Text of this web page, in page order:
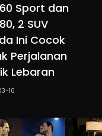
Sport dan
2 SUV
Ini Cocok
Perjalanan
Lebaran
10